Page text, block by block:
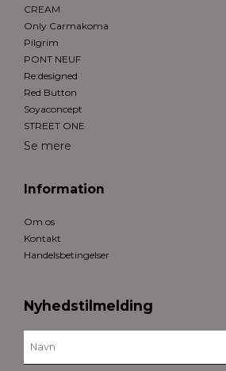
CREAM
Only Carmakoma
Pilgrim
PONT NEUF
Re:designed
Red Button
Soyaconcept
STREET ONE
Se mere
Information
Om os
Kontakt
Handelsbetingelser
Nyhedstilmelding